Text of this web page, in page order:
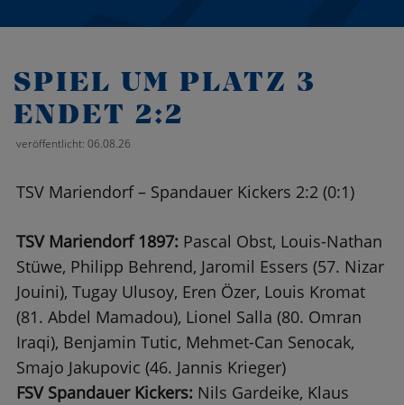
SPIEL UM PLATZ 3
ENDET 2:2
veröffentlicht: 06.08.26
TSV Mariendorf – Spandauer Kickers 2:2 (0:1)
TSV Mariendorf 1897: Pascal Obst, Louis-Nathan
Stüwe, Philipp Behrend, Jaromil Essers (57. Nizar
Jouini), Tugay Ulusoy, Eren Özer, Louis Kromat
(81. Abdel Mamadou), Lionel Salla (80. Omran
Iraqi), Benjamin Tutic, Mehmet-Can Senocak,
Smajo Jakupovic (46. Jannis Krieger)
FSV Spandauer Kickers: Nils Gardeike, Klaus